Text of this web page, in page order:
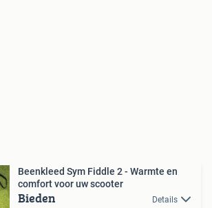
Beenkleed Sym Fiddle 2 - Warmte en
comfort voor uw scooter
Bieden Details